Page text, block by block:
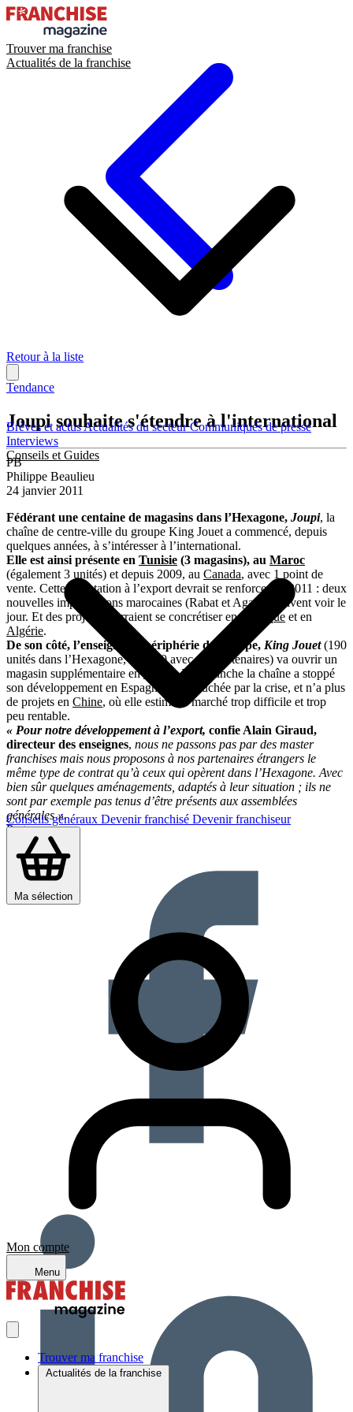
Trouver ma franchise
Actualités de la franchise
Brèves et actusActualités du secteurCommuniqués de presse
Interviews
Conseils et Guides
Conseils généraux Devenir franchisé Devenir franchiseur
Ma sélection
Mon compte
Menu
Trouver ma franchise
Actualités de la franchise
Retour à la liste
Tendance
Joupi souhaite s'étendre à l'international
PB
Philippe Beaulieu
24 janvier 2011
Fédérant une centaine de magasins dans l’Hexagone, Joupi, la
chaîne de centre-ville du groupe King Jouet a commencé, depuis
quelques années, à s’intéresser à l’international.
Elle est ainsi présente en Tunisie (3 magasins), au Maroc
(également 3 unités) et depuis 2009, au Canada, avec 1 point de
vente. Cette orientation à l’export devrait se renforcer en 2011 : deux
nouvelles implantations marocaines (Rabat et Agadir) doivent voir le
jour. Et des projets pourraient se concrétiser enBelgique et en
Algérie.
De son côté, l’enseigne de périphérie du groupe, King Jouet (190
unités dans l’Hexagone, dont 40 avec des partenaires) va ouvrir un
magasin supplémentaire en
. En revanche la chaîne a stoppé
son développement en Espagne, trop touchée par la crise, et n’a plus
de projets en Chine, où elle estime le marché trop difficile et trop
peu rentable.
« Pour notre développement à l’export, confie Alain Giraud,
directeur des enseignes, nous ne passons pas par des master
franchises mais nous proposons à nos partenaires étrangers le
même type de contrat qu’à ceux qui opèrent dans l’Hexagone. Avec
bien sûr quelques aménagements, adaptés à leur situation ; ils ne
sont par exemple pas tenus d’être présents aux assemblées
générales ».
Partager sur :